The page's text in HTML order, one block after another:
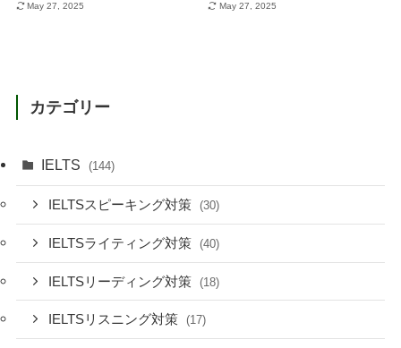
May 27, 2025 May 27, 2025
カテゴリー
IELTS (144)
IELTSスピーキング対策 (30)
IELTSライティング対策 (40)
IELTSリーディング対策 (18)
IELTSリスニング対策 (17)